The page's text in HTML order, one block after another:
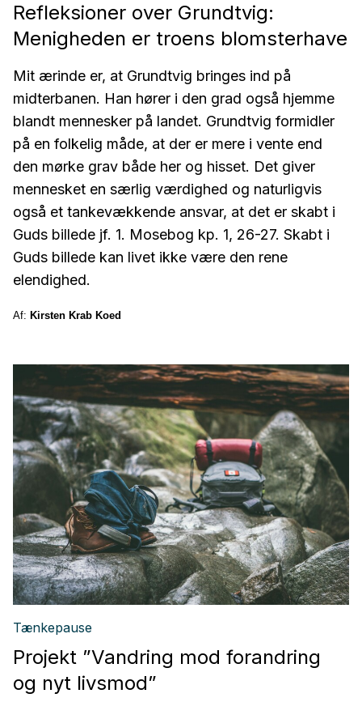
Refleksioner over Grundtvig:
Menigheden er troens blomsterhave
Mit ærinde er, at Grundtvig bringes ind på
midterbanen. Han hører i den grad også hjemme
blandt mennesker på landet. Grundtvig formidler
på en folkelig måde, at der er mere i vente end
den mørke grav både her og hisset. Det giver
mennesket en særlig værdighed og naturligvis
også et tankevækkende ansvar, at det er skabt i
Guds billede jf. 1. Mosebog kp. 1, 26-27. Skabt i
Guds billede kan livet ikke være den rene
elendighed.
Af: Kirsten Krab Koed
Tænkepause
Projekt ”Vandring mod forandring
og nyt livsmod”